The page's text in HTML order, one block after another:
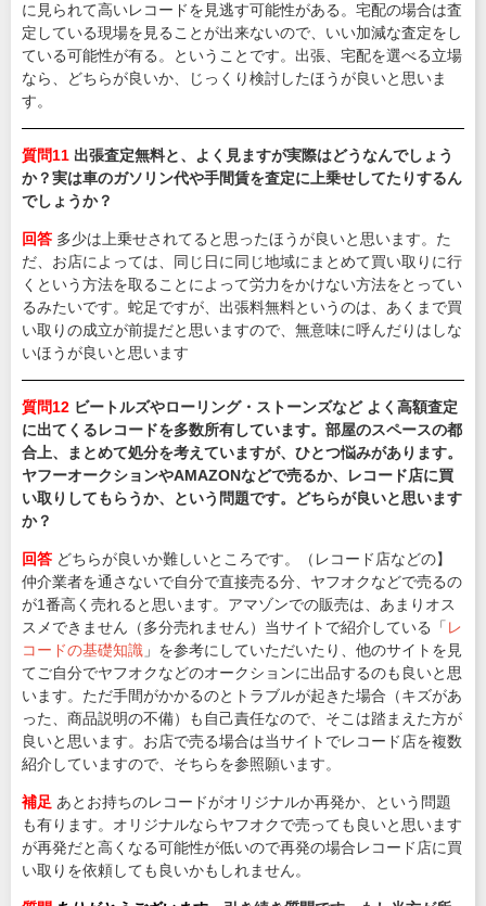
に見られて高いレコードを見逃す可能性がある。宅配の場合は査
定している現場を見ることが出来ないので、いい加減な査定をし
ている可能性が有る。ということです。出張、宅配を選べる立場
なら、どちらが良いか、じっくり検討したほうが良いと思いま
す。
質問11 出張査定無料と、よく見ますが実際はどうなんでしょう
か？実は車のガソリン代や手間賃を査定に上乗せしてたりするん
でしょうか？
回答 多少は上乗せされてると思ったほうが良いと思います。た
だ、お店によっては、同じ日に同じ地域にまとめて買い取りに行
くという方法を取ることによって労力をかけない方法をとってい
るみたいです。蛇足ですが、出張料無料というのは、あくまで買
い取りの成立が前提だと思いますので、無意味に呼んだりはしな
いほうが良いと思います
質問12 ビートルズやローリング・ストーンズなど よく高額査定
に出てくるレコードを多数所有しています。部屋のスペースの都
合上、まとめて処分を考えていますが、ひとつ悩みがあります。
ヤフーオークションやAMAZONなどで売るか、レコード店に買
い取りしてもらうか、という問題です。どちらが良いと思います
か？
回答 どちらが良いか難しいところです。（レコード店などの】
仲介業者を通さないで自分で直接売る分、ヤフオクなどで売るの
が1番高く売れると思います。アマゾンでの販売は、あまりオス
スメできません（多分売れません）当サイトで紹介している「 レ
コードの基礎知識 」を参考にしていただいたり、他のサイトを見
てご自分でヤフオクなどのオークションに出品するのも良いと思
います。ただ手間がかかるのとトラブルが起きた場合（キズがあ
った、商品説明の不備）も自己責任なので、そこは踏まえた方が
良いと思います。お店で売る場合は当サイトでレコード店を複数
紹介していますので、そちらを参照願います。
補足 あとお持ちのレコードがオリジナルか再発か、という問題
も有ります。オリジナルならヤフオクで売っても良いと思います
が再発だと高くなる可能性が低いので再発の場合レコード店に買
い取りを依頼しても良いかもしれません。